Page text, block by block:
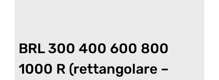
BRL 300 400 600 800
1000 R (rettangolare –